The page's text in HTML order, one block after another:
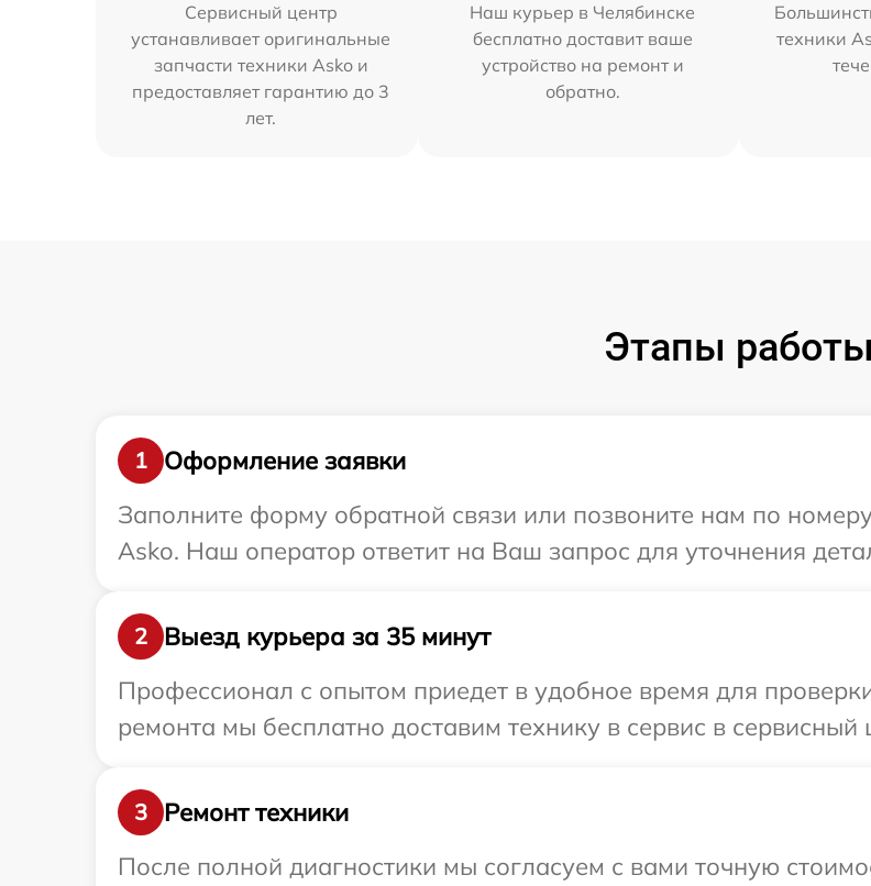
Сервисный центр
устанавливает оригинальные
запчасти техники Asko и
предоставляет гарантию до 3
лет.
Наш курьер в Челябинске
бесплатно доставит ваше
устройство на ремонт и
обратно.
техники
Этапы работы
1
Оформление заявки
Заполните форму обратной связи или позвоните нам по
Asko. Наш оператор ответит на Ваш запрос для уточнения
2
Выезд курьера за 35 минут
Профессионал с опытом приедет в удобное время для
ремонта мы бесплатно доставим технику в сервис в сервисный
3
Ремонт техники
После полной диагностики мы согласуем с вами точную